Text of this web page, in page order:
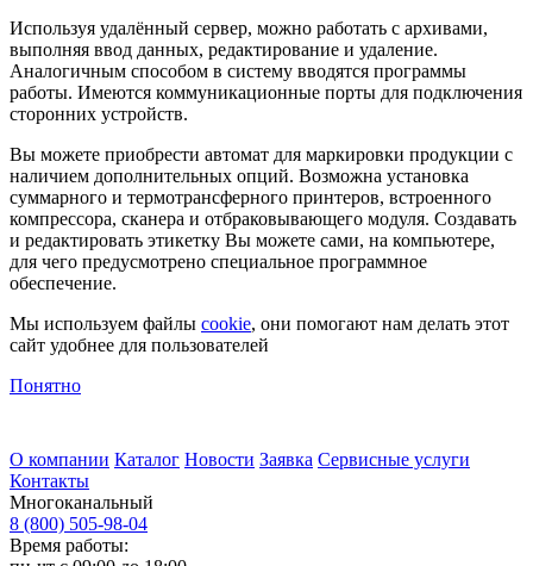
Используя удалённый сервер, можно работать с архивами,
выполняя ввод данных, редактирование и удаление.
Аналогичным способом в систему вводятся программы
работы. Имеются коммуникационные порты для подключения
сторонних устройств.
Вы можете приобрести автомат для маркировки продукции с
наличием дополнительных опций. Возможна установка
суммарного и термотрансферного принтеров, встроенного
компрессора, сканера и отбраковывающего модуля. Создавать
и редактировать этикетку Вы можете сами, на компьютере,
для чего предусмотрено специальное программное
обеспечение.
Мы используем файлы cookie, они помогают нам делать этот
сайт удобнее для пользователей
Понятно
О компании Каталог Новости Заявка Сервисные услуги
Контакты
Многоканальный
8 (800) 505-98-04
Время работы: